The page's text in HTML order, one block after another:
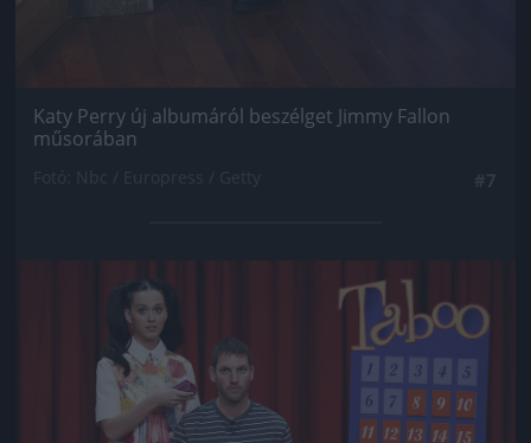
Katy Perry új albumáról beszélget Jimmy Fallon
műsorában
Jön még kép!